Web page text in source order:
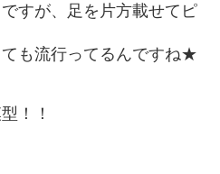
すが、足を片方載せてピ
も流行ってるんですね★
！！